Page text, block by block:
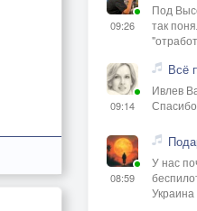
09:26
Под
так
09:14
Всё
Ивлев
08:59
У нас
Украина